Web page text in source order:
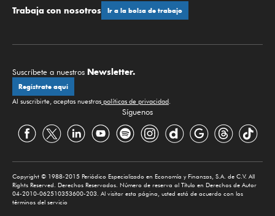
Trabaja con nosotros Ir a la bolsa de trabajo
Suscríbete a nuestros Newsletter.
Regístrate aquí
Al suscribirte, aceptas nuestras políticas de privacidad
Síguenos
Copyright © 1988-2015 Periódico Especializado en Economía y Finanzas, S.A. de C.V. All
Rights Reserved. Derechos Reservados. Número de reserva al Título en Derechos de Autor
04-2010-062510353600-203. Al visitar esta página, usted está de acuerdo con los
términos del servicio